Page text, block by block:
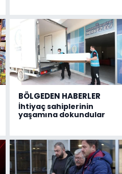
BÖLGEDEN HABERLER
İhtiyaç sahiplerinin
yaşamına dokundular